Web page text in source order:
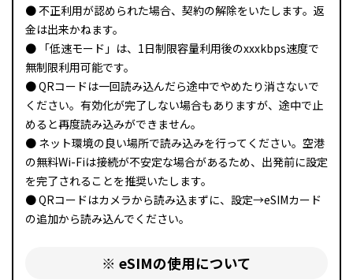
● 不正利用が認められた場合、契約の解除をいたします。返
金は出来かねます。
● 「低速モード」は、1日制限容量利用後のxxxkbps速度で
無制限利用可能です。
● QRコードは一回読み込んだら途中でやめたり消さないで
ください。有効化が完了しない場合もありますが、途中で止
めると再度読み込みができません。
● ネット環境の良い場所で読み込みを行ってください。空港
の無料Wi-Fiは接続が不安定な場合があるため、出発前に設定
を完了されることを推奨いたします。
● QRコードはカメラから読み込まずに、設定→eSIMカード
の追加から読み込んでください。
※ eSIMの使用について